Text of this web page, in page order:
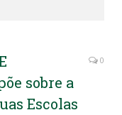
sobre a
Escolas
0